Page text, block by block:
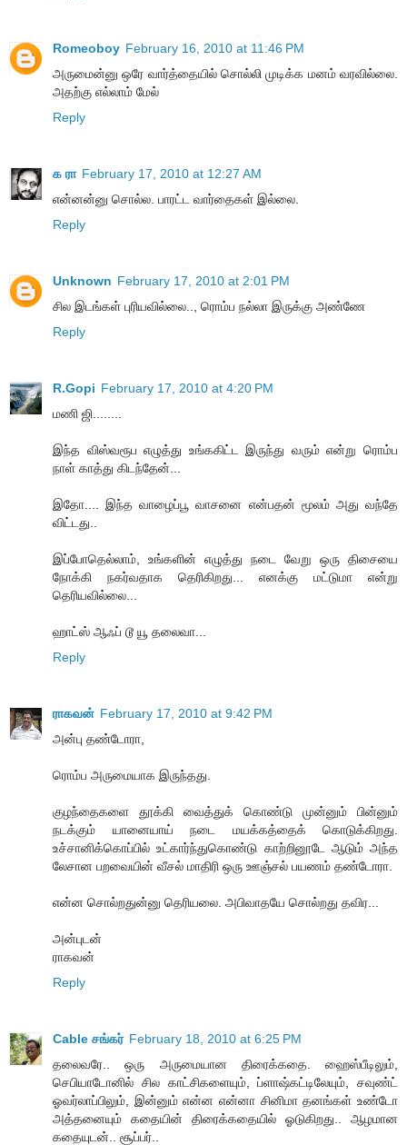
Romeoboy February 16, 2010 at 11:46 PM
அருமைன்னு ஒரே வார்த்தையில் சொல்லி முடிக்க மனம் வரவில்லை.
அதற்கு எல்லாம் மேல்
Reply
க ரா February 17, 2010 at 12:27 AM
என்னன்னு சொல்ல. பாரட்ட வார்தைகள் இல்லை.
Reply
Unknown February 17, 2010 at 2:01 PM
சில இடங்கள் புரியவில்லை.., ரொம்ப நல்லா இருக்கு அண்ணே
Reply
R.Gopi February 17, 2010 at 4:20 PM
மணி ஜி........
இந்த விஸ்வரூப எழுத்து உங்ககிட்ட இருந்து வரும் என்று ரொம்ப
நாள் காத்து கிடந்தேன்...
இதோ.... இந்த வாழைப்பூ வாசனை என்பதன் மூலம் அது வந்தே
விட்டது..
இப்போதெல்லாம், உங்களின் எழுத்து நடை வேறு ஒரு திசையை
நோக்கி நகர்வதாக தெரிகிறது... எனக்கு மட்டுமா என்று
தெரியவில்லை...
ஹாட்ஸ் ஆஃப் டூ யூ தலைவா...
Reply
ராகவன் February 17, 2010 at 9:42 PM
அன்பு தண்டோரா,
ரொம்ப அருமையாக இருந்தது.
குழந்தைகளை தூக்கி வைத்துக் கொண்டு முன்னும் பின்னும்
நடக்கும் யானையாய் நடை மயக்கத்தைக் கொடுக்கிறது.
உச்சானிக்கொப்பில் உட்கார்ந்துகொண்டு காற்றினூடே ஆடும் அந்த
லேசான பறவையின் வீசல் மாதிரி ஒரு ஊஞ்சல் பயணம் தண்டோரா.
என்ன சொல்றதுன்னு தெரியலை. அபிவாதயே சொல்றது தவிர...
அன்புடன்
ராகவன்
Reply
Cable சங்கர் February 18, 2010 at 6:25 PM
தலைவரே.. ஒரு அருமையான திரைக்கதை. ஹைஸ்பீடிலும்,
செபியாடோனில் சில காட்சிகளையும், ப்ளாஷ்கட்டிலேயும், சவுண்ட்
ஓவர்லாப்பிலும், இன்னும் என்ன என்னா சினிமா தனங்கள் உண்டோ
அத்தனையும் கதையின் திரைக்கதையில் ஓடுகிறது.. ஆழமான
கதையுடன்.. சூப்பர்..